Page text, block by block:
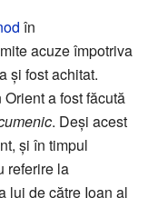
în
acuze împotriva
și fost achitat.
a fost făcută
. Deși acest
și în timpul
referire la
lui de către Ioan al